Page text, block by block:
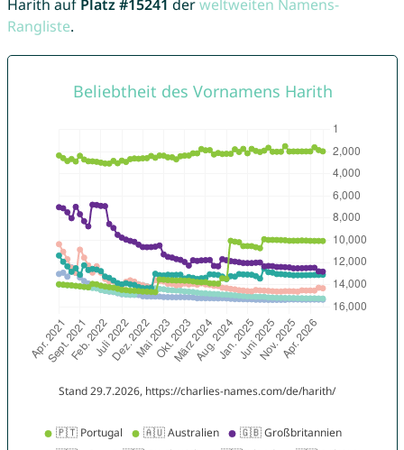
Harith auf Platz #15241 derweltweiten Namens-
Rangliste.